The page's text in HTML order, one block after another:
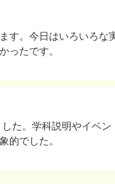
す。今日はいろいろな
ったです。
た。学科説明やイベン
的でした。